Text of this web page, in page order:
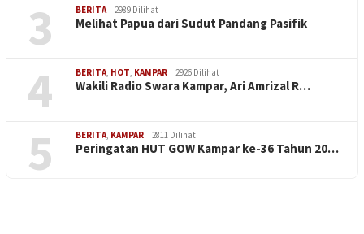
3 BERITA 2989 Dilihat
Melihat Papua dari Sudut Pandang Pasifik
4 BERITA, HOT, KAMPAR 2926 Dilihat
Wakili Radio Swara Kampar, Ari Amrizal R…
5 BERITA, KAMPAR 2811 Dilihat
Peringatan HUT GOW Kampar ke-36 Tahun 20…